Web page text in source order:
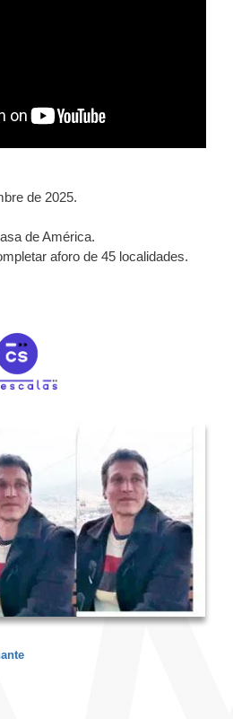
de 2025.
de América.
aforo de 45 localidades.